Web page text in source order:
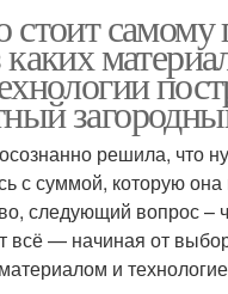
стоит самому
решила, что
с суммой, которую она
следующий вопрос –
всё — начиная от
и